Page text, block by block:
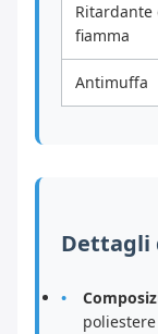
Ritardante
fiamma
Antimuffa
Dettagli
poliestere